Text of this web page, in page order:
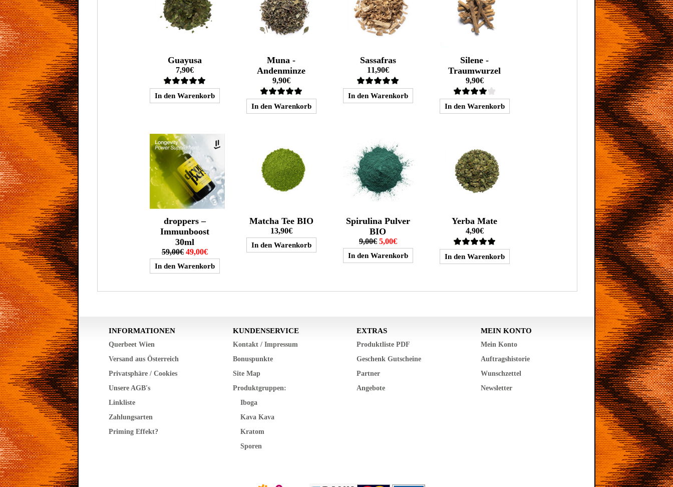
Guayusa
7,90€
Muna -
Andenminze
9,90€
Sassafras
11,90€
Silene -
Traumwurzel
9,90€
droppers –
Immunboost
30ml
59,00€ 49,00€
Matcha Tee BIO
13,90€
Spirulina Pulver
BIO
9,00€ 5,00€
Yerba Mate
4,90€
INFORMATIONEN
Querbeet Wien
Versand aus Österreich
Privatsphäre / Cookies
Unsere AGB's
Linkliste
Zahlungsarten
Priming Effekt?
KUNDENSERVICE
Kontakt / Impressum
Bonuspunkte
Site Map
Produktgruppen:
Iboga
Kava Kava
Kratom
Sporen
EXTRAS
Produktliste PDF
Geschenk Gutscheine
Partner
Angebote
MEIN KONTO
Mein Konto
Auftragshistorie
Wunschzettel
Newsletter